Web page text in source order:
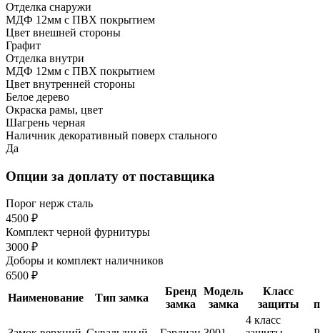
Отделка снаружи
МДФ 12мм с ПВХ покрытием
Цвет внешней стороны
Графит
Отделка внутри
МДФ 12мм с ПВХ покрытием
Цвет внутренней стороны
Белое дерево
Окраска рамы, цвет
Шагрень черная
Наличник декоративный поверх стального
Да
Опции за доплату от поставщика
Порог нерж сталь
4500 ₽
Комплект черной фурнитуры
3000 ₽
Доборы и комплект наличников
6500 ₽
Наименование
Тип замка
Бренд
замка
Модель
замка
Класс
защиты
4 класс